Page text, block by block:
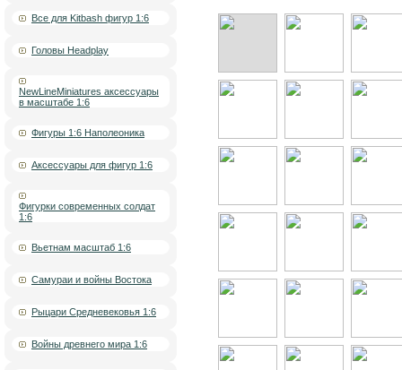
Все для Kitbash фигур 1:6
Головы Headplay
NewLineMiniatures аксессуары
в масштабе 1:6
Фигуры 1:6 Наполеоника
Аксессуары для фигур 1:6
Фигурки современных солдат
1:6
Вьетнам масштаб 1:6
Самураи и войны Востока
Рыцари Средневековья 1:6
Войны древнего мира 1:6